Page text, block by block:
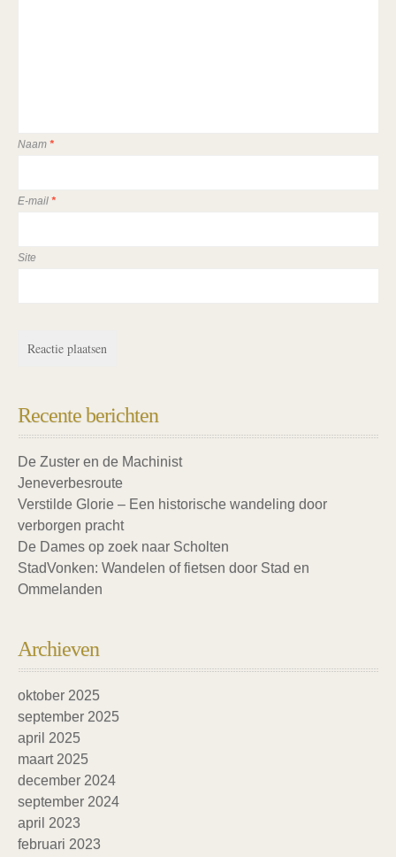
Naam *
E-mail *
Site
Recente berichten
De Zuster en de Machinist
Jeneverbesroute
Verstilde Glorie – Een historische wandeling door
verborgen pracht
De Dames op zoek naar Scholten
StadVonken: Wandelen of fietsen door Stad en
Ommelanden
Archieven
oktober 2025
september 2025
april 2025
maart 2025
december 2024
september 2024
april 2023
februari 2023